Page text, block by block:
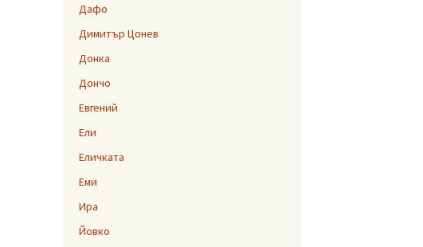
Дафо
Димитър Цонев
Донка
Дончо
Евгений
Ели
Еличката
Еми
Ира
Йовко